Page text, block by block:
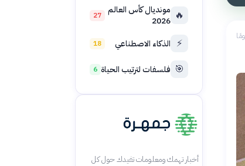
🔥 مونديال كأس العالم
2026
27
⚡ الذكاء الاصطناعي 18
🎯 فلسفات لترتيب الحياة 6
أخبار تهمك ومعلومات تفيدك حول كل